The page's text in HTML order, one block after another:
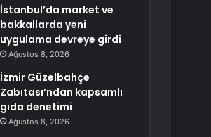
İstanbul’da market ve
bakkallarda yeni
uygulama devreye girdi
Ağustos 8, 2026
İzmir Güzelbahçe
Zabıtası’ndan kapsamlı
gıda denetimi
Ağustos 8, 2026